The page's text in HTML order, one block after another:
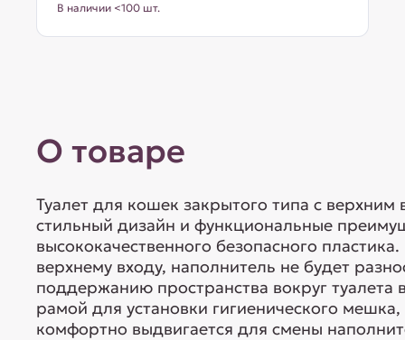
В наличии <100 шт.
О товаре
Туалет для кошек закрытого типа с верхним
стильный дизайн и функциональные
высококачественного безопасного
верхнему входу, наполнитель не будет
поддержанию пространства вокруг туалета
рамой для установки гигиенического
комфортно выдвигается для смены